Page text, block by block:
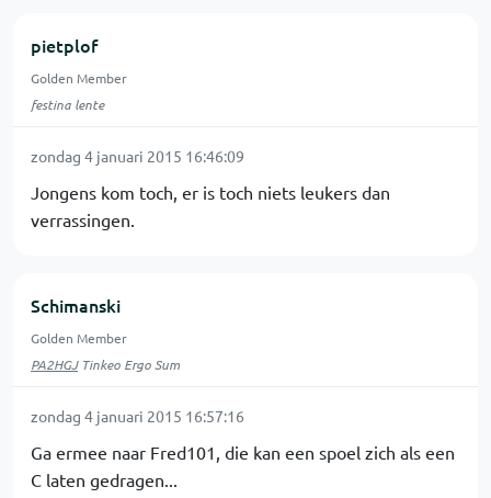
pietplof
Golden Member
festina lente
zondag 4 januari 2015 16:46:09
Jongens kom toch, er is toch niets leukers dan
verrassingen.
Schimanski
Golden Member
PA2HGJTinkeo Ergo Sum
zondag 4 januari 2015 16:57:16
Ga ermee naar Fred101, die kan een spoel zich als een
C laten gedragen...